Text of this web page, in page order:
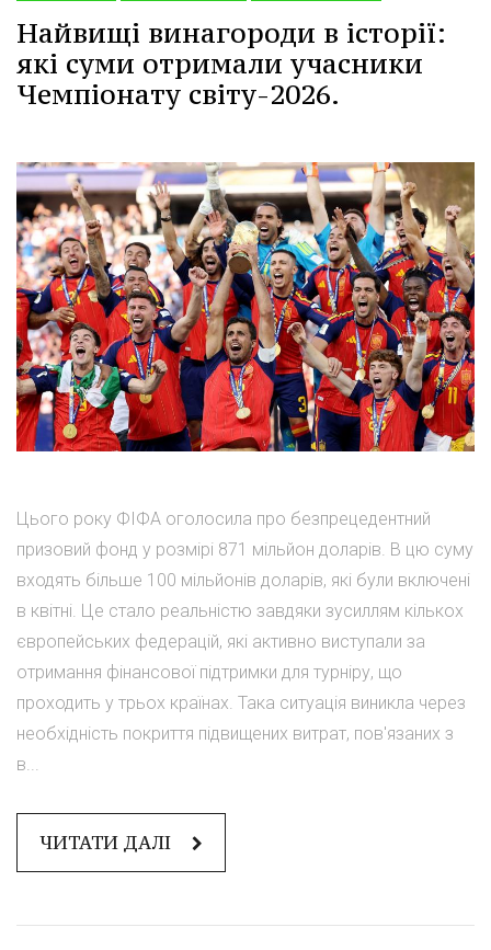
Найвищі винагороди в історії:
які суми отримали учасники
Чемпіонату світу-2026.
Цього року ФІФА оголосила про безпрецедентний
призовий фонд у розмірі 871 мільйон доларів. В цю суму
входять більше 100 мільйонів доларів, які були включені
в квітні. Це стало реальністю завдяки зусиллям кількох
європейських федерацій, які активно виступали за
отримання фінансової підтримки для турніру, що
проходить у трьох країнах. Така ситуація виникла через
необхідність покриття підвищених витрат, пов'язаних з
в...
ЧИТАТИ ДАЛІ